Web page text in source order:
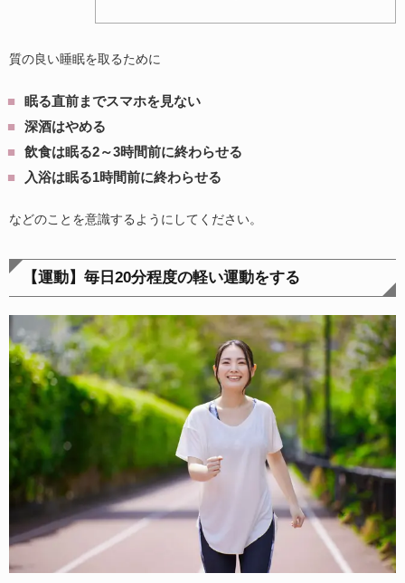
質の良い睡眠を取るために
眠る直前までスマホを見ない
深酒はやめる
飲食は眠る2～3時間前に終わらせる
入浴は眠る1時間前に終わらせる
などのことを意識するようにしてください。
【運動】毎日20分程度の軽い運動をする